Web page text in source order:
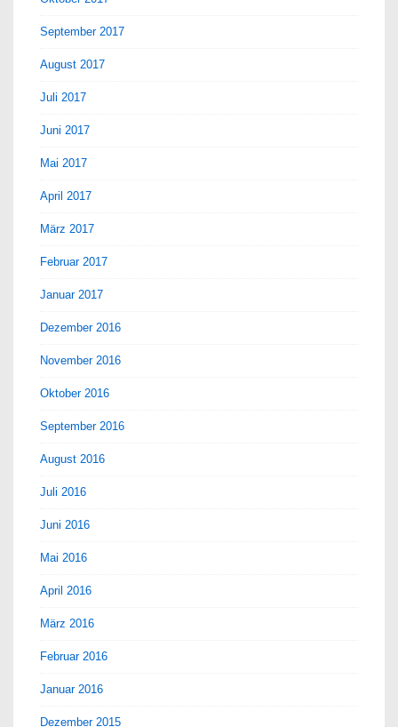
September 2017
August 2017
Juli 2017
Juni 2017
Mai 2017
April 2017
März 2017
Februar 2017
Januar 2017
Dezember 2016
November 2016
Oktober 2016
September 2016
August 2016
Juli 2016
Juni 2016
Mai 2016
April 2016
März 2016
Februar 2016
Januar 2016
Dezember 2015